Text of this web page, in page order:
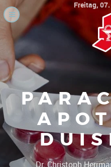
Freitag,